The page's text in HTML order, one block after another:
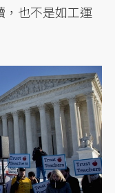
，也不是如工運